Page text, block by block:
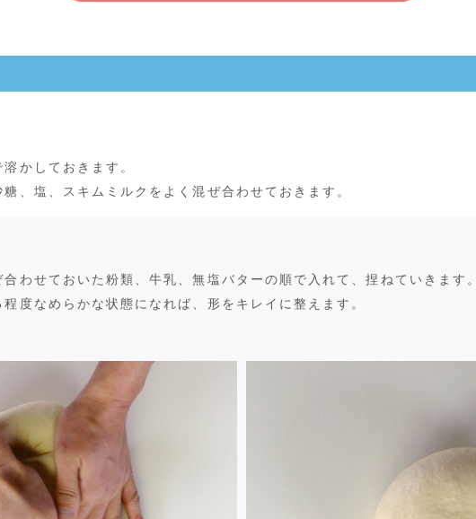
かしておきます。
、塩、スキムミルクをよく混ぜ合わせておきます。
わせておいた粉類、牛乳、無塩バターの順で入れて、捏ねていきます。
度なめらかな状態になれば、形をキレイに整えます。